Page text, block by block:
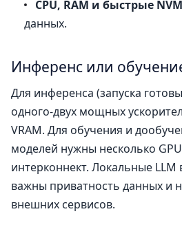
CPU, RAM и быстрые
данных.
Инференс или
Для инференса (запуска
одного-двух мощных
VRAM. Для обучения и
моделей нужны несколько
интерконнект. Локальные LLM
важны приватность данных и
внешних сервисов.